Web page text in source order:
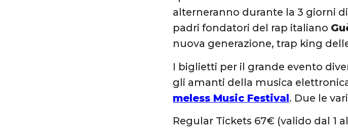
alterneranno durante la 3 giorni
padri fondatori del rap italiano
nuova generazione, trap king
I biglietti per il grande evento
gli amanti della musica
meless Music Festival. Due le
Regular Tickets 67€ (valido dal 1